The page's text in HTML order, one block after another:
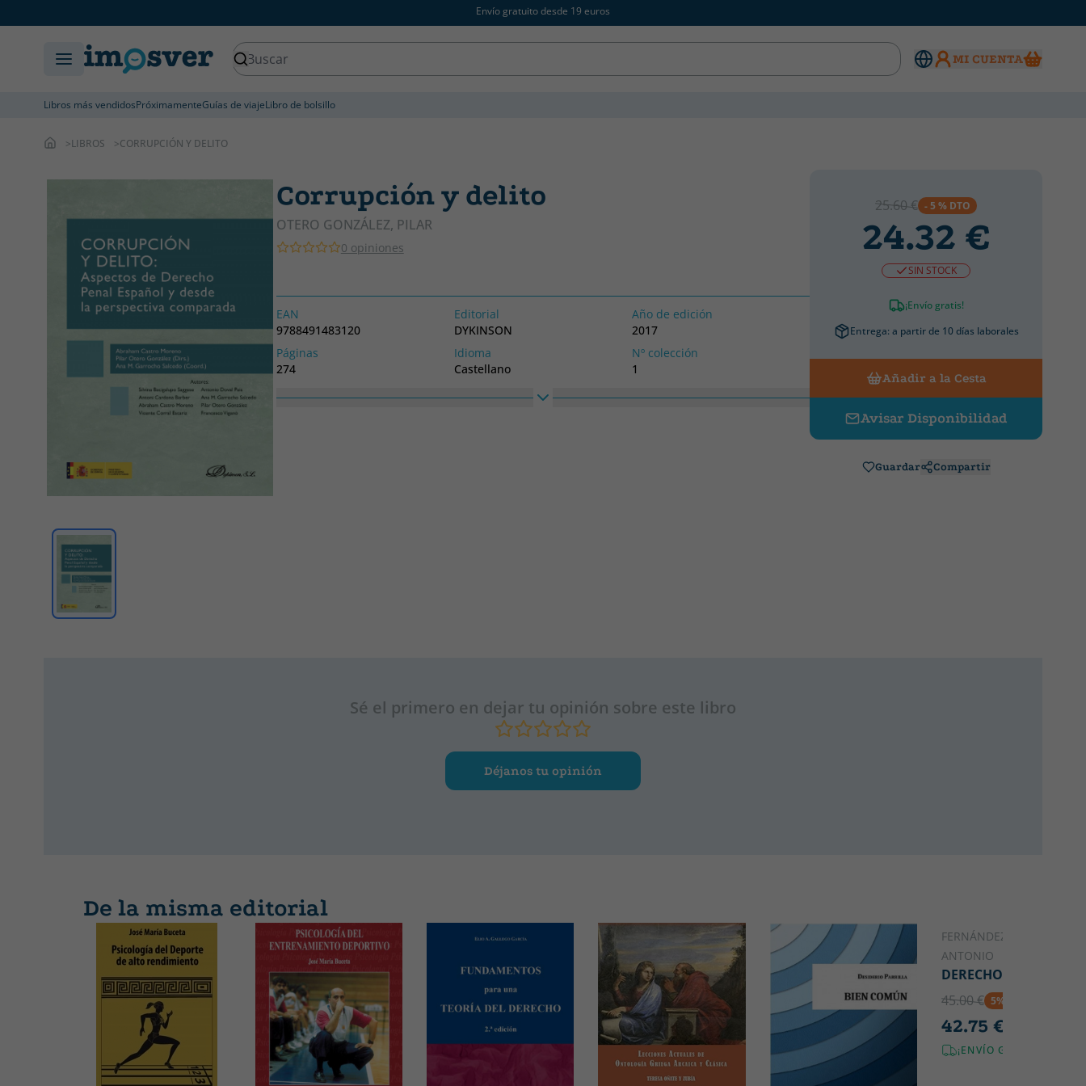
Envío gratuito desde 19 euros
MI CUENTA
Libros más vendidosPróximamenteGuías de viajeLibro de bolsillo
LIBROS CORRUPCIÓN Y DELITO
Corrupción y delito
OTERO GONZÁLEZ, PILAR
0 opiniones
EAN
9788491483120
Editorial
DYKINSON
Año de edición
2017
Páginas
274
Idioma
Castellano
Nº colección
1
25.60 € - 5 % DTO
24.32 €
SIN STOCK
¡Envío gratis!
Entrega: a partir de 10 días laborales
Añadir a la Cesta
Avisar Disponibilidad
Guardar Compartir
Sé el primero en dejar tu opinión sobre este libro
Déjanos tu opinión
De la misma editorial
FERNÁNDEZ DE BUJÁN,
ANTONIO
DERECHO ROMANO
45.00 € 5% DTO
42.75 €
¡ENVÍO GRATIS!